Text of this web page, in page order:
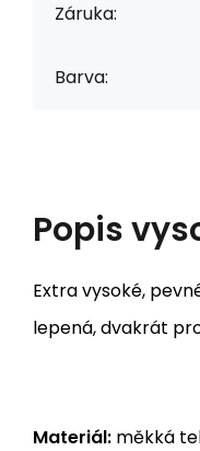
Záruka:
Barva:
Popis
Extra vysoké,
lepená, dvakrát
Materiál: měkká